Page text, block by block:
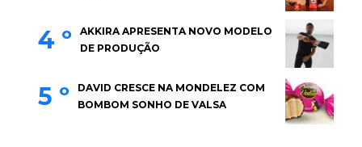
4 º
AKKIRA APRESENTA NOVO MODELO
DE PRODUÇÃO
5 º
DAVID CRESCE NA MONDELEZ COM
BOMBOM SONHO DE VALSA